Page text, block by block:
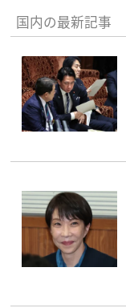
国内の最新記事